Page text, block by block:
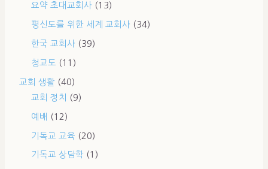
요약 초대교회사 (13)
평신도를 위한 세계 교회사 (34)
한국 교회사 (39)
청교도 (11)
교회 생활 (40)
교회 정치
(9)
예배 (12)
기독교 교육 (20)
기독교 상담학 (1)